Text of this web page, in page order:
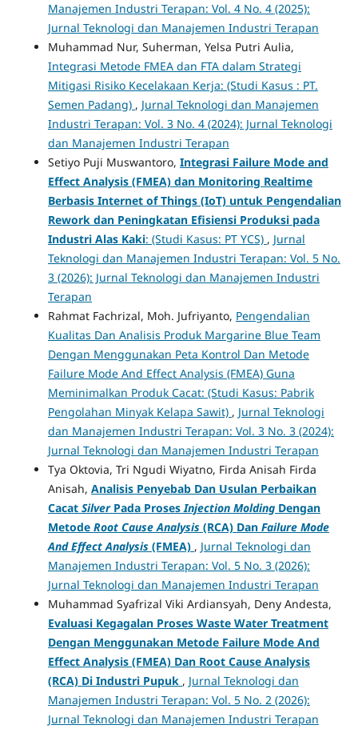
Manajemen Industri Terapan: Vol. 4 No. 4 (2025):
Jurnal Teknologi dan Manajemen Industri Terapan
Muhammad Nur, Suherman, Yelsa Putri Aulia,
Integrasi Metode FMEA dan FTA dalam Strategi
Mitigasi Risiko Kecelakaan Kerja: (Studi Kasus : PT.
Semen Padang) , Jurnal Teknologi dan Manajemen
Industri Terapan: Vol. 3 No. 4 (2024): Jurnal Teknologi
dan Manajemen Industri Terapan
Setiyo Puji Muswantoro, Integrasi Failure Mode and
Effect Analysis (FMEA) dan Monitoring Realtime
Berbasis Internet of Things (IoT) untuk Pengendalian
Rework dan Peningkatan Efisiensi Produksi pada
Industri Alas Kaki: (Studi Kasus: PT YCS) , Jurnal
Teknologi dan Manajemen Industri Terapan: Vol. 5 No.
3 (2026): Jurnal Teknologi dan Manajemen Industri
Terapan
Rahmat Fachrizal, Moh. Jufriyanto, Pengendalian
Kualitas Dan Analisis Produk Margarine Blue Team
Dengan Menggunakan Peta Kontrol Dan Metode
Failure Mode And Effect Analysis (FMEA) Guna
Meminimalkan Produk Cacat: (Studi Kasus: Pabrik
Pengolahan Minyak Kelapa Sawit) , Jurnal Teknologi
dan Manajemen Industri Terapan: Vol. 3 No. 3 (2024):
Jurnal Teknologi dan Manajemen Industri Terapan
Tya Oktovia, Tri Ngudi Wiyatno, Firda Anisah Firda
Anisah, Analisis Penyebab Dan Usulan Perbaikan
Cacat SilverPada Proses Injection MoldingDengan
Metode Root Cause Analysis (RCA) Dan Failure Mode
And Effect Analysis (FMEA) , Jurnal Teknologi dan
Manajemen Industri Terapan: Vol. 5 No. 3 (2026):
Jurnal Teknologi dan Manajemen Industri Terapan
Muhammad Syafrizal Viki Ardiansyah, Deny Andesta,
Evaluasi Kegagalan Proses Waste Water Treatment
Dengan Menggunakan Metode Failure Mode And
Effect Analysis (FMEA) Dan Root Cause Analysis
(RCA) Di Industri Pupuk , Jurnal Teknologi dan
Manajemen Industri Terapan: Vol. 5 No. 2 (2026):
Jurnal Teknologi dan Manajemen Industri Terapan